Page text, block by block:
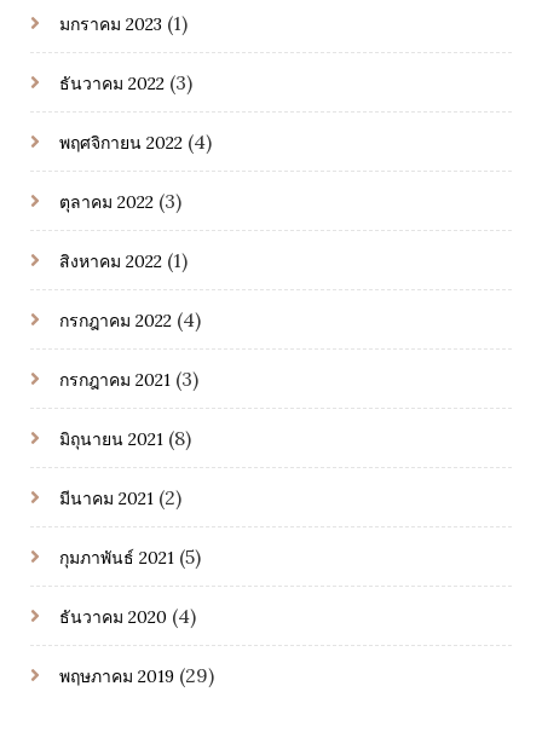
มกราคม 2023 (1)
ธันวาคม 2022 (3)
พฤศจิกายน 2022 (4)
ตุลาคม 2022 (3)
สิงหาคม 2022 (1)
กรกฎาคม 2022 (4)
กรกฎาคม 2021 (3)
มิถุนายน 2021 (8)
มีนาคม 2021 (2)
กุมภาพันธ์ 2021 (5)
ธันวาคม 2020 (4)
พฤษภาคม 2019 (29)